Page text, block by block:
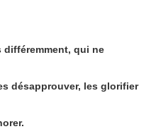
qui ne
désapprouver, les glorifier